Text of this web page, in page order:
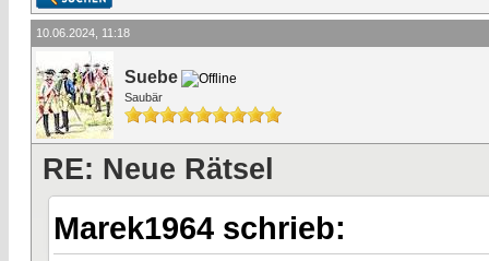
10.06.2024, 11:18
Suebe
Saubär
RE: Neue Rätsel
Marek1964 schrieb: